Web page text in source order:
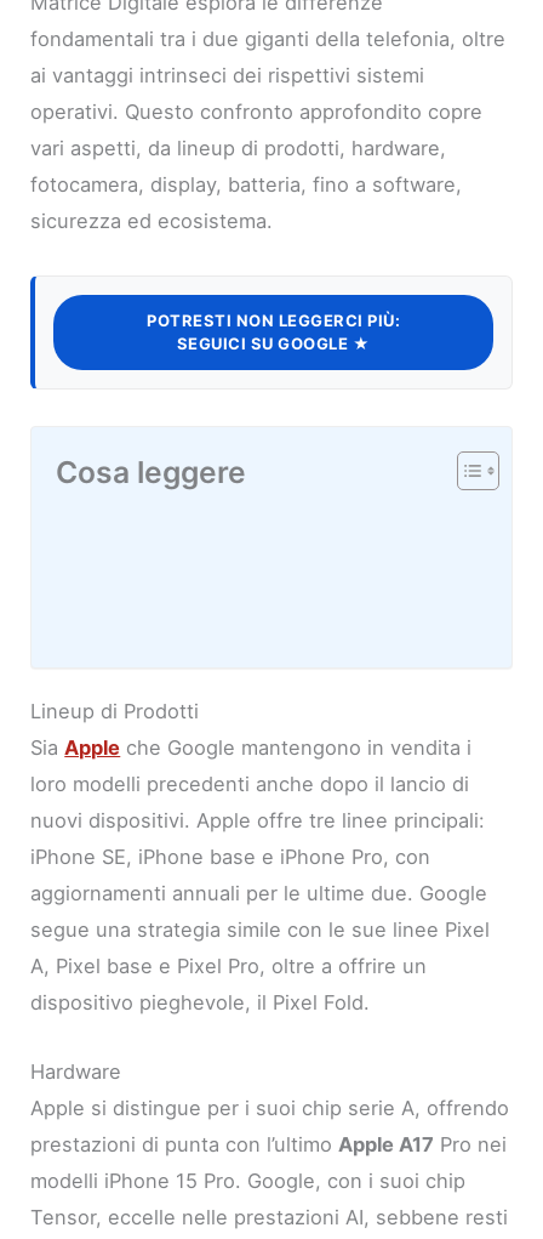
fondamentali tra i due giganti della telefonia, oltre
ai vantaggi intrinseci dei rispettivi sistemi
operativi. Questo confronto approfondito copre
vari aspetti, da lineup di prodotti, hardware,
fotocamera, display, batteria, fino a software,
sicurezza ed ecosistema.
POTRESTI NON LEGGERCI PIÙ:
SEGUICI SU GOOGLE ★
Cosa leggere
Lineup di Prodotti
SiaApple che Google mantengono in vendita i
loro modelli precedenti anche dopo il lancio di
nuovi dispositivi. Apple offre tre linee principali:
iPhone SE, iPhone base e iPhone Pro, con
aggiornamenti annuali per le ultime due. Google
segue una strategia simile con le sue linee Pixel
A, Pixel base e Pixel Pro, oltre a offrire un
dispositivo pieghevole, il Pixel Fold.
Hardware
Apple si distingue per i suoi chip serie A, offrendo
prestazioni di punta con l’ultimo Apple A17 Pro nei
modelli iPhone 15 Pro. Google, con i suoi chip
Tensor, eccelle nelle prestazioni AI, sebbene resti